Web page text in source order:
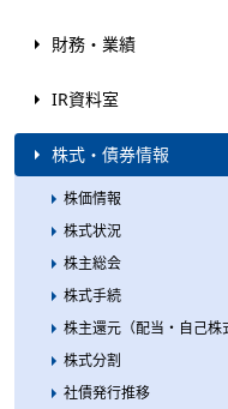
財務・業績
IR資料室
株式・債券情報
株価情報
株式状況
株主総会
株式手続
株主還元（配当・自己株
株式分割
社債発行推移